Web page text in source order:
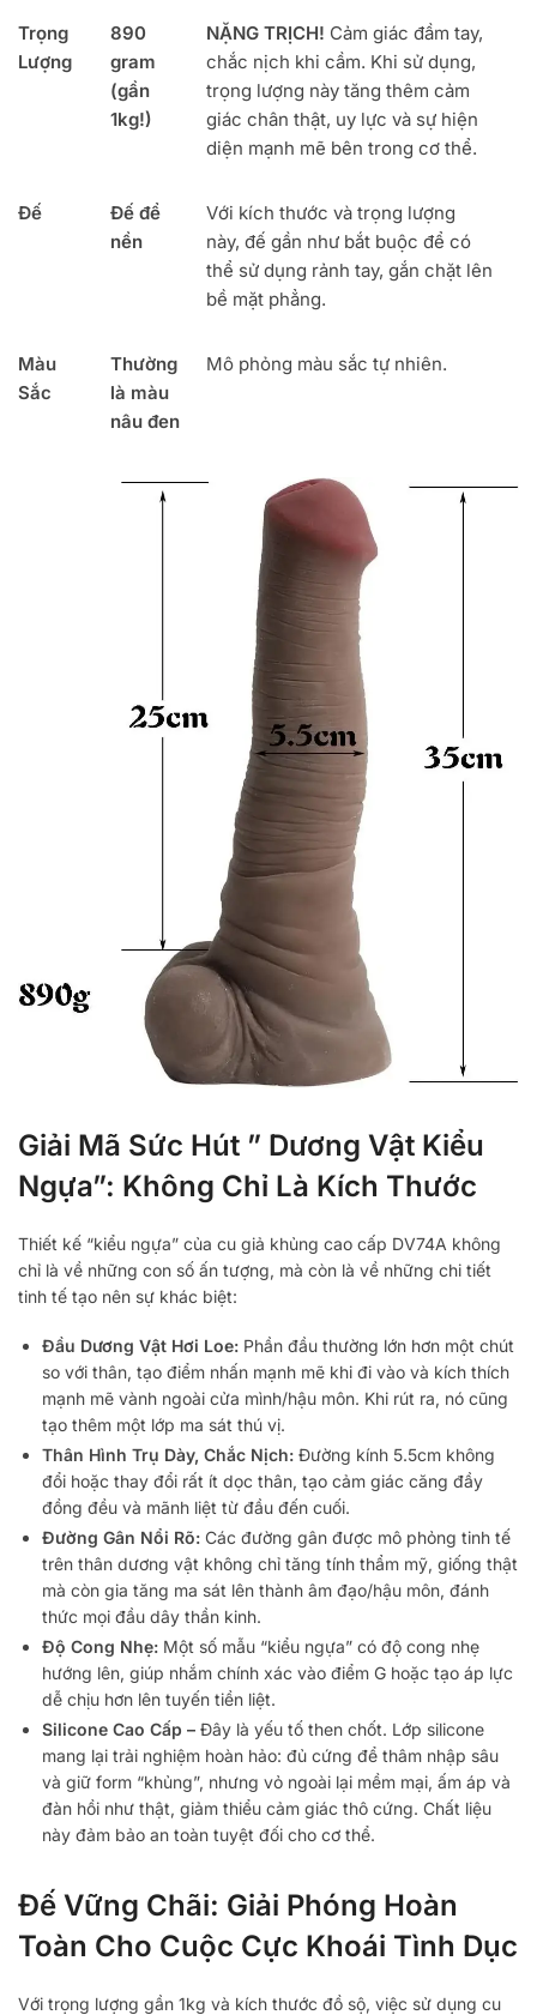
Trọng
Lượng
890
gram
(gần
1kg!)
NẶNG TRỊCH! Cảm giác đầm tay,
chắc nịch khi cầm. Khi sử dụng,
trọng lượng này tăng thêm cảm
giác chân thật, uy lực và sự hiện
diện mạnh mẽ bên trong cơ thể.
Đế
Đế để
nền
Với kích thước và trọng lượng
này, đế gần như bắt buộc để có
thể sử dụng rảnh tay, gắn chặt lên
bề mặt phẳng.
Màu
Sắc
Thường
là màu
nâu đen
Mô phỏng màu sắc tự nhiên.
Giải Mã Sức Hút ” Dương Vật Kiểu
Ngựa”: Không Chỉ Là Kích Thước
Thiết kế “kiểu ngựa” của cu giả khủng cao cấp DV74A không
chỉ là về những con số ấn tượng, mà còn là về những chi tiết
tinh tế tạo nên sự khác biệt:
Đầu Dương Vật Hơi Loe: Phần đầu thường lớn hơn một chút
so với thân, tạo điểm nhấn mạnh mẽ khi đi vào và kích thích
mạnh mẽ vành ngoài cửa mình/hậu môn. Khi rút ra, nó cũng
tạo thêm một lớp ma sát thú vị.
Thân Hình Trụ Dày, Chắc Nịch: Đường kính 5.5cm không
đổi hoặc thay đổi rất ít dọc thân, tạo cảm giác căng đầy
đồng đều và mãnh liệt từ đầu đến cuối.
Đường Gân Nổi Rõ: Các đường gân được mô phỏng tinh tế
trên thân dương vật không chỉ tăng tính thẩm mỹ, giống thật
mà còn gia tăng ma sát lên thành âm đạo/hậu môn, đánh
thức mọi đầu dây thần kinh.
Độ Cong Nhẹ: Một số mẫu “kiểu ngựa” có độ cong nhẹ
hướng lên, giúp nhắm chính xác vào điểm G hoặc tạo áp lực
dễ chịu hơn lên tuyến tiền liệt.
Silicone Cao Cấp – Đây là yếu tố then chốt. Lớp silicone
mang lại trải nghiệm hoàn hảo: đủ cứng để thâm nhập sâu
và giữ form “khủng”, nhưng vỏ ngoài lại mềm mại, ấm áp và
đàn hồi như thật, giảm thiểu cảm giác thô cứng. Chất liệu
này đảm bảo an toàn tuyệt đối cho cơ thể.
Đế Vững Chãi: Giải Phóng Hoàn
Toàn Cho Cuộc Cực Khoái Tình Dục
Với trọng lượng gần 1kg và kích thước đồ sộ, việc sử dụng cu